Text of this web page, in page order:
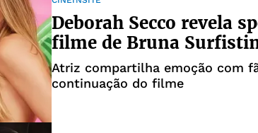
Deborah Secco revela
filme de Bruna
Atriz compartilha emoção com
continuação do filme